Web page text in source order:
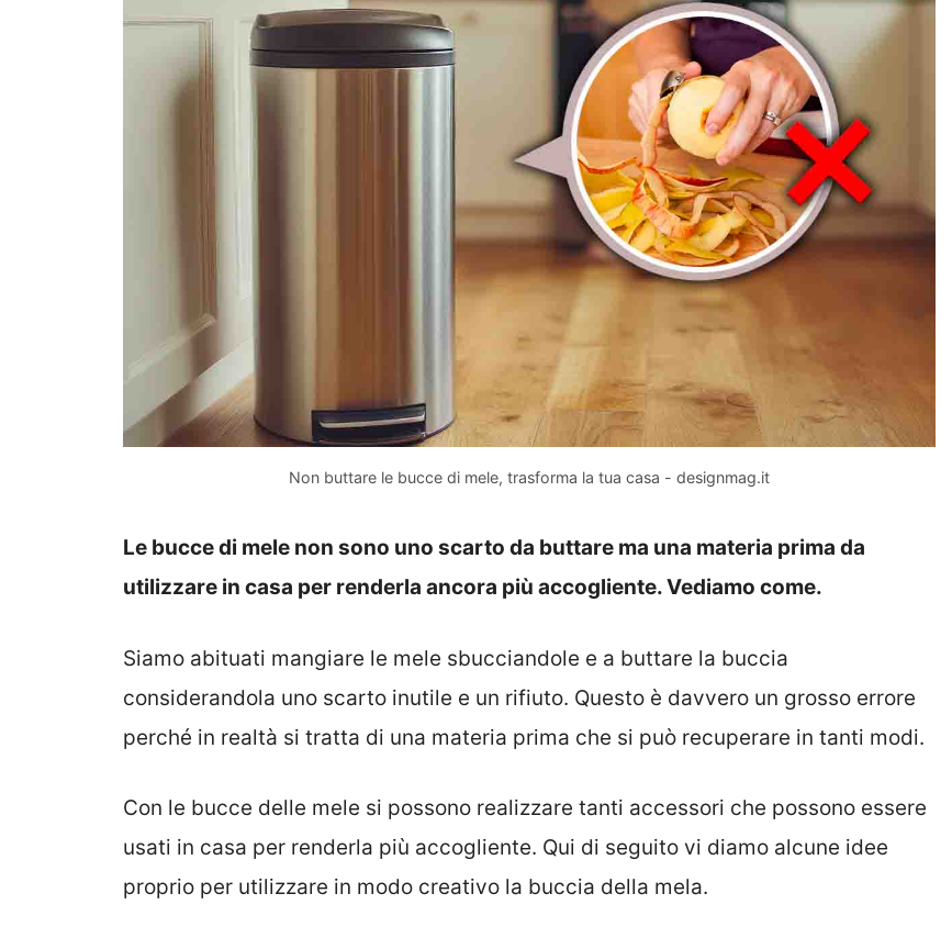
Non buttare le bucce di mele, trasforma la tua casa - designmag.it
Le bucce di mele non sono uno scarto da buttare ma una materia prima da
utilizzare in casa per renderla ancora più accogliente. Vediamo come.
Siamo abituati mangiare le mele sbucciandole e a buttare la buccia
considerandola uno scarto inutile e un rifiuto. Questo è davvero un grosso errore
perché in realtà si tratta di una materia prima che si può recuperare in tanti modi.
Con le bucce delle mele si possono realizzare tanti accessori che possono essere
usati in casa per renderla più accogliente. Qui di seguito vi diamo alcune idee
proprio per utilizzare in modo creativo la buccia della mela.